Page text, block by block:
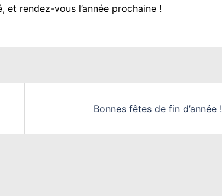
rendez-vous l’année prochaine !
Bonnes fêtes de fin d’année !